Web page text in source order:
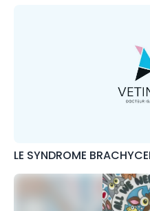
LE SYNDROME